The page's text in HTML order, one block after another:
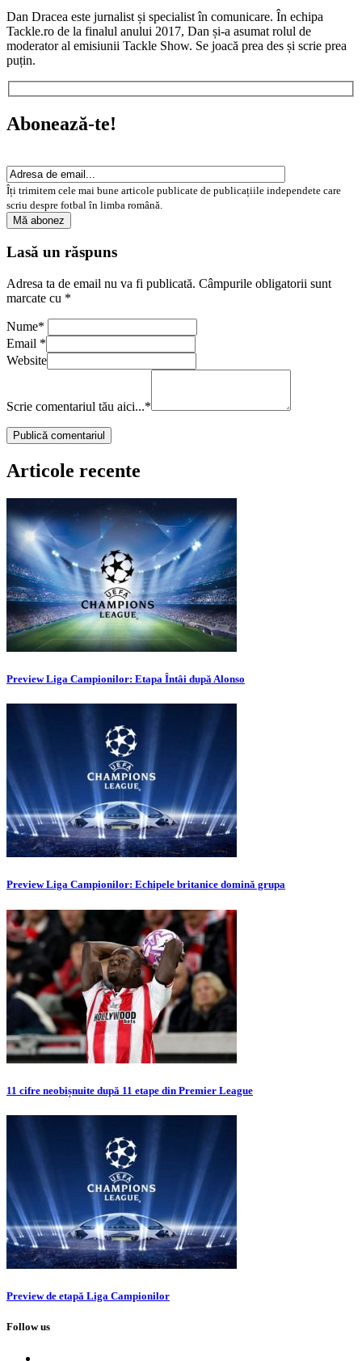
Dan Dracea este jurnalist și specialist în comunicare. În echipa
Tackle.ro de la finalul anului 2017, Dan și-a asumat rolul de
moderator al emisiunii Tackle Show. Se joacă prea des și scrie prea
puțin.
Abonează-te!
Îți trimitem cele mai bune articole publicate de publicațiile independete care
scriu despre fotbal în limba română.
Lasă un răspuns
Adresa ta de email nu va fi publicată. Câmpurile obligatorii sunt
marcate cu *
Nume*
Email *
Website
Scrie comentariul tău aici...*
Articole recente
Preview Liga Campionilor: Etapa Întâi după Alonso
Preview Liga Campionilor: Echipele britanice domină grupa
11 cifre neobișnuite după 11 etape din Premier League
Preview de etapă Liga Campionilor
Follow us